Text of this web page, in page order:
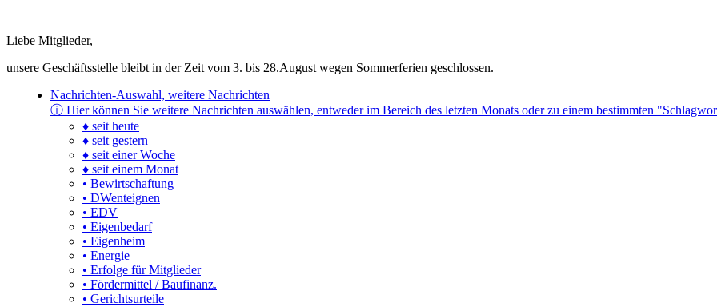
Liebe Mitglieder,
unsere Geschäftsstelle bleibt in der Zeit vom 3. bis 28.August wegen Sommerferien geschlossen.
Nachrichten-Auswahl, weitere Nachrichten
ⓘ Hier können Sie weitere Nachrichten auswählen, entweder im Bereich des letzten Monats oder zu einem bestimmten
♦ seit heute
♦ seit gestern
♦ seit einer Woche
♦ seit einem Monat
• Bewirtschaftung
• DWenteignen
• EDV
• Eigenbedarf
• Eigenheim
• Energie
• Erfolge für Mitglieder
• Fördermittel / Baufinanz.
• Gerichtsurteile